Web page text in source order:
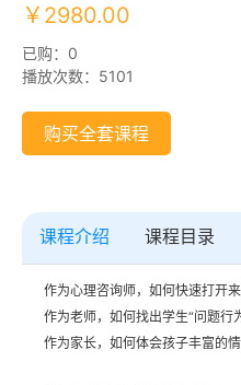
￥2980.00
已购：0
播放次数：5101
购买全套课程
课程介绍 课程目录
作为心理咨询师，如何快速打开
作为老师，如何找出学生“问题行
作为家长，如何体会孩子丰富的情